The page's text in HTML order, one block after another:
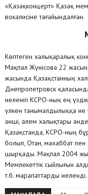
«Қазақконцерт» Қазақ
вокалисіне тағайындалған.
Көптеген халықаралық
Мақпал Жүнісова 22
жасында Қазақстанның
Днепропетровск
иеленіп КСРО-ның ең үздік
үлкен танымалдылыққа ие
әнші, әлем халықтары
Қазақстанда, КСРО-ның
болып, Отан, махаббат
шырқады. Мақпал 2004
Мемлекеттік сыйлығын
т.б. марапаттарды иеленді.